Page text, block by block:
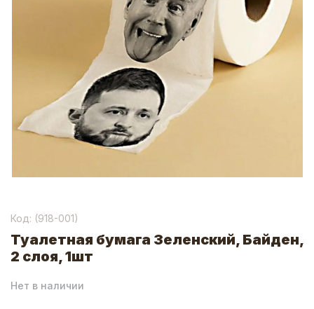
Код: (918-001)
Туалетная бумага Зеленский, Байден,
2 слоя, 1шт
Нет в наличии